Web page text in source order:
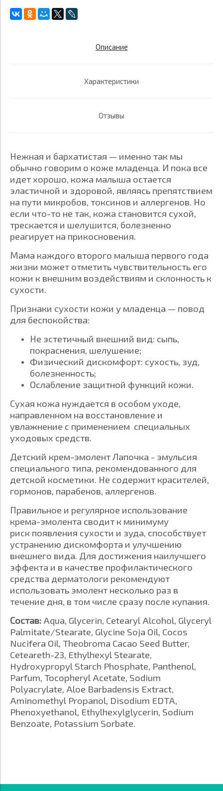
Описание
Характеристики
Отзывы
Нежная и бархатистая — именно так мы
обычно говорим о коже младенца. И пока все
идет хорошо, кожа малыша остается
эластичной и здоровой, являясь препятствием
на пути микробов, токсинов и аллергенов. Но
если что-то не так, кожа становится сухой,
трескается и шелушится, болезненно
реагирует на прикосновения.
Мама каждого второго малыша первого года
жизни может отметить чувствительность его
кожи к внешним воздействиям и склонность к
сухости.
Признаки сухости кожи у младенца — повод
для беспокойства:
Не эстетичный внешний вид: сыпь,
покраснения, шелушение;
Физический дискомфорт: сухость, зуд,
болезненность;
Ослабление защитной функций кожи.
Сухая кожа нуждается в особом уходе,
направленном на восстановление и
увлажнение с применением специальных
уходовых средств.
Детский крем-эмолент Лапочка - эмульсия
специального типа, рекомендованного для
детской косметики. Не содержит красителей,
гормонов, парабенов, аллергенов.
Правильное и регулярное использование
крема-эмолента сводит к минимуму
риск появления сухости и зуда, способствует
устранению дискомфорта и улучшению
внешнего вида. Для достижения наилучшего
эффекта и в качестве профилактического
средства дерматологи рекомендуют
использовать эмолент несколько раз в
течение дня, в том числе сразу после купания.
Состав: Aqua, Glycerin, Cetearyl Alcohol, Glyceryl
Palmitate/Stearate, Glycine Soja Oil, Cocos
Nucifera Oil, Theobroma Cacao Seed Butter,
Ceteareth-23, Ethylhexyl Stearate,
Hydroxypropyl Starch Phosphate, Panthenol,
Parfum, Tocopheryl Acetate, Sodium
Polyacrylate, Aloe Barbadensis Extract,
Aminomethyl Propanol, Disodium EDTA,
Phenoxyethanol, Ethylhexylglycerin, Sodium
Benzoate, Potassium Sorbate.